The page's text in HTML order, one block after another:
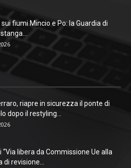
fiumi Mincio e Po: la Guardia di
riapre in sicurezza il ponte di
dopo il restyling...
“Via libera da Commissione Ue alla
revisione...